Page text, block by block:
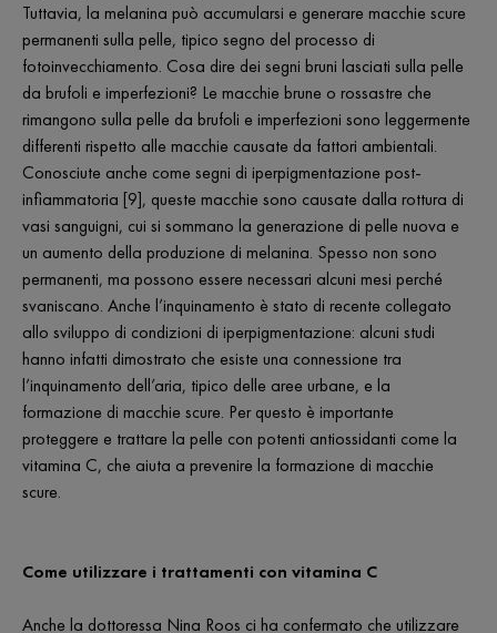
Tuttavia, la melanina può accumularsi e generare macchie scure
permanenti sulla pelle, tipico segno del processo di
fotoinvecchiamento. Cosa dire dei segni bruni lasciati sulla pelle
da brufoli e imperfezioni? Le macchie brune o rossastre che
rimangono sulla pelle da brufoli e imperfezioni sono leggermente
differenti rispetto alle macchie causate da fattori ambientali.
Conosciute anche come segni di iperpigmentazione post-
infiammatoria [9], queste macchie sono causate dalla rottura di
vasi sanguigni, cui si sommano la generazione di pelle nuova e
un aumento della produzione di melanina. Spesso non sono
permanenti, ma possono essere necessari alcuni mesi perché
svaniscano. Anche l’inquinamento è stato di recente collegato
allo sviluppo di condizioni di iperpigmentazione: alcuni studi
hanno infatti dimostrato che esiste una connessione tra
l’inquinamento dell’aria, tipico delle aree urbane, e la
formazione di macchie scure. Per questo è importante
proteggere e trattare la pelle con potenti antiossidanti come la
vitamina C, che aiuta a prevenire la formazione di macchie
scure.
Come utilizzare i trattamenti con vitamina C
Anche la dottoressa Nina Roos ci ha confermato che utilizzare